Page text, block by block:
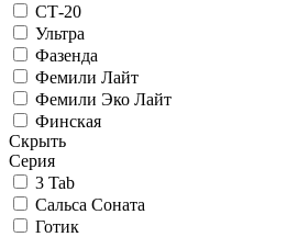
СТ-20
Ультра
Фазенда
Фемили Лайт
Фемили Эко Лайт
Финская
Скрыть
Серия
3 Tab
Сальса Соната
Готик